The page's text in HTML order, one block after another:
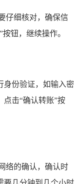
仔细核对，确保信
钮，继续操作。
身份验证，如输入密
击“确认转账”按
络的确认，确认时